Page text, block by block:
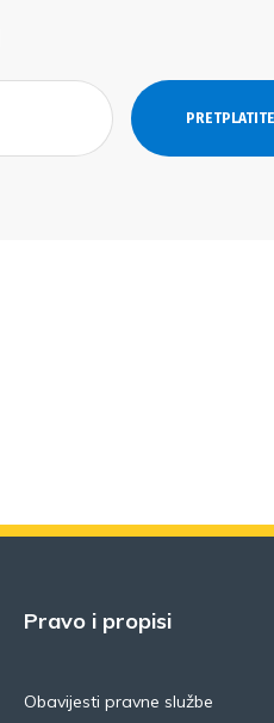
Pravo i propisi
Obavijesti pravne službe